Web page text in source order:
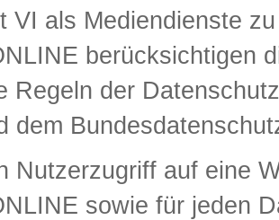
VI als Mediendienste
berücksichtigen
Regeln der
dem
Nutzerzugriff auf eine
sowie für jeden